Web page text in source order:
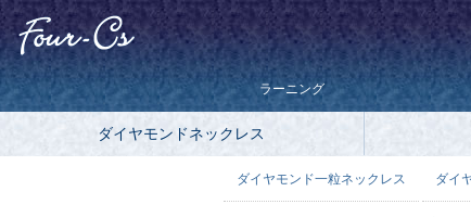
ラーニング
ダイヤモンドネックレス
ダイヤモンド一粒ネックレス ダイ